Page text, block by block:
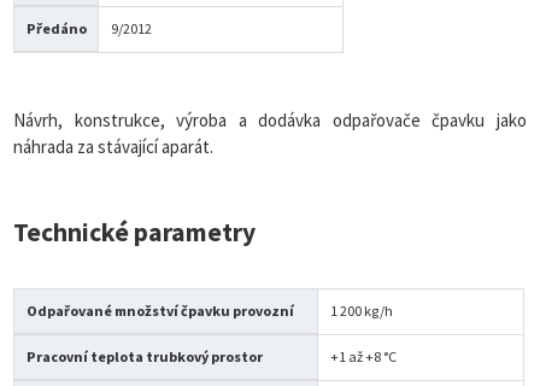
Předáno 9/2012
Návrh, konstrukce, výroba a dodávka odpařovače čpavku jako
náhrada za stávající aparát.
Technické parametry
Odpařované množství čpavku provozní 1 200 kg/h
Pracovní teplota trubkový prostor +1 až +8 °C